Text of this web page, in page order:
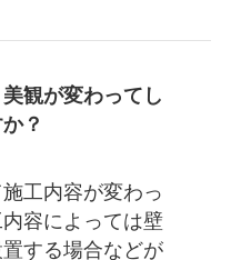
観が変わってし
？
工内容が変わっ
容によっては壁
する場合などが